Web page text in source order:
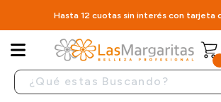
Hasta 12 cuotas sin interés con tarjeta